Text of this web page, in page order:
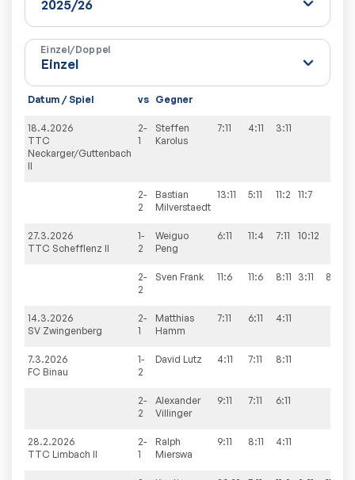
Einzel/Doppel
Datum / Spiel vs Gegner
18.4.2026
TTC
Neckarger/Guttenbach
II
2-
1
Steffen
Karolus
7:11 4:11 3:11
2-
2
Bastian
Milverstaedt
13:11 5:11 11:2 11:7
27.3.2026
TTC Schefflenz II
1-
2
Weiguo
Peng
6:11 11:4 7:11 10:12
2-
2
Sven Frank 11:6 11:6 8:11 3:11 8:11
14.3.2026
SV Zwingenberg
2-
1
Matthias
Hamm
7:11 6:11 4:11
7.3.2026
FC Binau
1-
2
David Lutz 4:11 7:11 8:11
2-
2
Alexander
Villinger
9:11 7:11 6:11
28.2.2026
TTC Limbach II
2-
1
Ralph
Mierswa
9:11 8:11 4:11